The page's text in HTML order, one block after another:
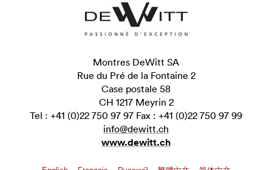
Montres DeWitt SA
Rue du Pré de la Fontaine 2
Case postale 58
CH 1217 Meyrin 2
Tel : +41 (0)22 750 97 97 Fax : +41 (0)22 750 97 99
info@dewitt.ch
www.dewitt.ch